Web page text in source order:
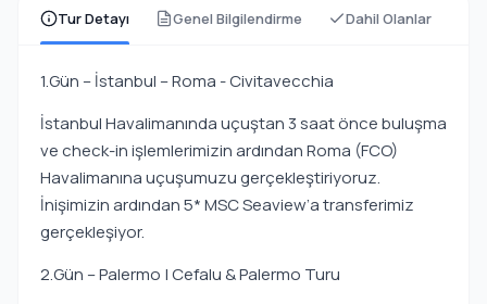
Tur Detayı Genel Bilgilendirme Dahil Olanlar
1.Gün – İstanbul – Roma - Civitavecchia
İstanbul Havalimanında uçuştan 3 saat önce buluşma
ve check-in işlemlerimizin ardından Roma (FCO)
Havalimanına uçuşumuzu gerçekleştiriyoruz.
İnişimizin ardından 5* MSC Seaview’a transferimiz
gerçekleşiyor.
2.Gün – Palermo | Cefalu & Palermo Turu